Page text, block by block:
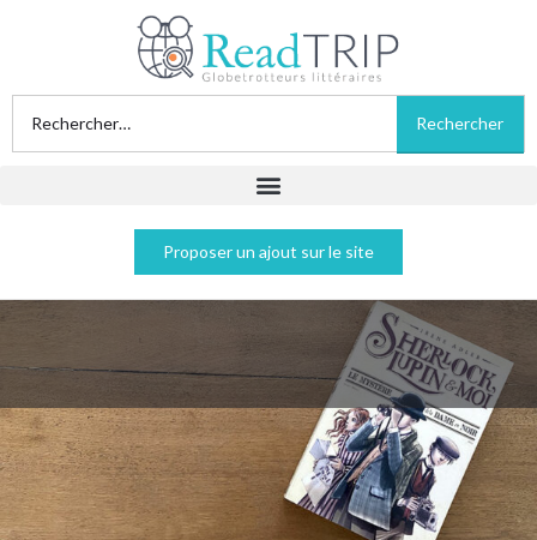
Proposer un ajout sur le site
Sherlock, Lupin et moi Tome 1 "Le
mystère de la dame en noir" - Irène
Adler (alias Pierdomenico Baccalario